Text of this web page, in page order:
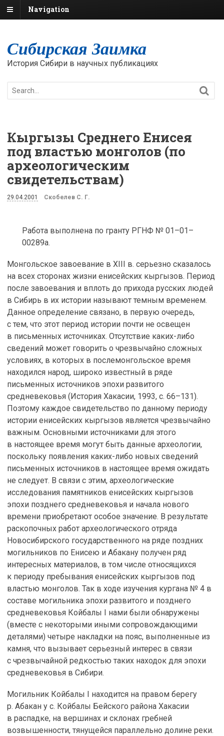
Navigation
Сибирская Заимка
История Сибири в научных публикациях
Кыргызы Среднего Енисея
под властью монголов (по
археологическим
свидетельствам)
29.04.2001 Скобелев С. Г.
Работа выполнена по гранту РГНФ № 01–01–
00289а.
Монгольское завоевание в XIII в. серьезно сказалось
на всех сторонах жизни енисейских кыргызов. Период
после завоевания и вплоть до прихода русских людей
в Сибирь в их истории называют темным временем.
Данное определение связано, в первую очередь,
с тем, что этот период истории почти не освещен
в письменных источниках. Отсутствие каких-либо
сведений может говорить о чрезвычайно сложных
условиях, в которых в послемонгольское время
находился народ, широко известный в ряде
письменных источников эпохи развитого
средневековья (История Хакасии, 1993, с. 66–131).
Поэтому каждое свидетельство по данному периоду
истории енисейских кыргызов является чрезвычайно
важным. Основными источниками для этого
в настоящее время могут быть данные археологии,
поскольку появления каких-либо новых сведений
письменных источников в настоящее время ожидать
не следует. В связи с этим, археологические
исследования памятников енисейских кыргызов
эпохи позднего средневековья и начала нового
времени приобретают особое значение. В результате
раскопочных работ археологического отряда
Новосибирского государственного на ряде поздних
могильников по Енисею и Абакану получен ряд
интересных материалов, в том числе относящихся
к периоду пребывания енисейских кыргызов под
властью монголов. Так в ходе изучения кургана № 4 в
составе могильника эпохи развитого и позднего
средневековья Койбалы I нами были обнаружены
(вместе с некоторыми иными сопровождающими
деталями) четыре накладки на пояс, выполненные из
камня, что вызывает серьезный интерес в связи
с чрезвычайной редкостью таких находок для эпохи
средневековья в Сибири.
Могильник Койбалы I находится на правом берегу
р. Абакан у с. Койбалы Бейского района Хакасии
в распадке, на вершинах и склонах гребней
возвышенности, тянущейся параллельно долине реки.